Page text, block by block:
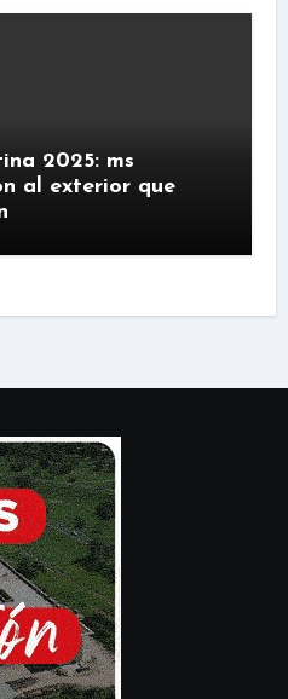
2025: ms
al exterior que